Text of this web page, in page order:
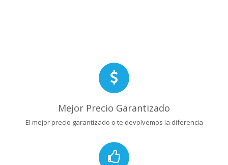
Mejor Precio Garantizado
El mejor precio garantizado o te devolvemos la diferencia